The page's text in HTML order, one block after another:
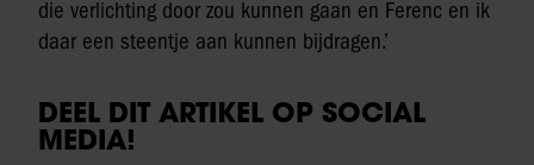
die verlichting door zou kunnen gaan en Ferenc en ik
daar een steentje aan kunnen bijdragen.’
DEEL DIT ARTIKEL OP SOCIAL
MEDIA!